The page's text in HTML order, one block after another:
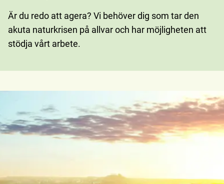
Är du redo att agera? Vi behöver dig som tar den
akuta naturkrisen på allvar och har möjligheten att
stödja vårt arbete.